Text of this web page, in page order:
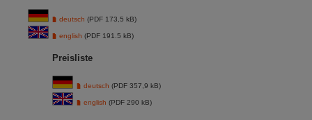
deutsch (PDF 173,5 kB)
english (PDF 191.5 kB)
Preisliste
deutsch (PDF 357,9 kB)
english (PDF 290 kB)